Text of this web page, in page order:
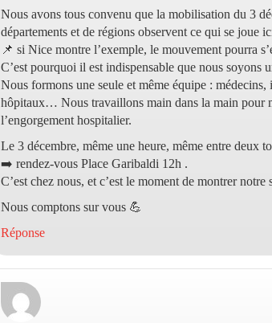
Nous avons tous convenu que la mobilisation du 3
départements et de régions observent ce qui se joue
📌 si Nice montre l’exemple, le mouvement pourra
C’est pourquoi il est indispensable que nous soyons
Nous formons une seule et même équipe :
hôpitaux… Nous travaillons main dans la main pour
l’engorgement hospitalier.
Le 3 décembre, même une heure, même entre deux
➡️ rendez-vous Place Garibaldi 12h .
C’est chez nous, et c’est le moment de montrer
Nous comptons sur vous 💪
Réponse